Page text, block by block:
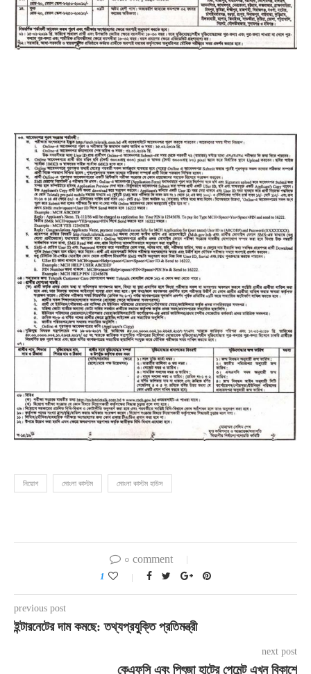
নিয়োগ মোংলা কাস্টম মোংলা কাস্টম হাউস
০ comment
1
previous post
ইন্টারনেটের দাম কমছে: তথ্যপ্রযুক্তি প্রতিমন্ত্রী
next post
কেএফসি এবং পিৎজা হাটের পেমেন্ট এখন বিকাশে